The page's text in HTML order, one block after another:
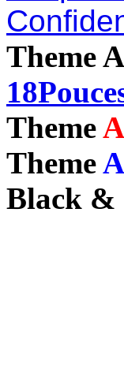
Theme
Theme
Theme
Black &